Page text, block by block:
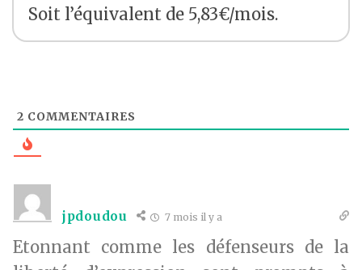
Soit l’équivalent de 5,83€/mois.
2 COMMENTAIRES
jpdoudou 7 mois il y a
Etonnant comme les défenseurs de la